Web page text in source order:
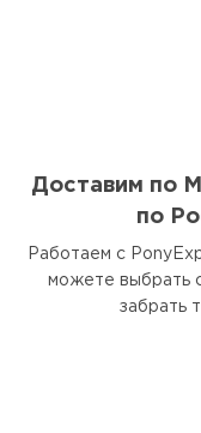
Доставим по
по
Работаем с
можете выбрать
забрать